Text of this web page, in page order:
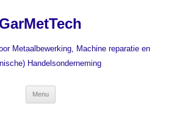
GarMetTech
Metaalbewerking, Machine reparatie en
Handelsonderneming
Menu